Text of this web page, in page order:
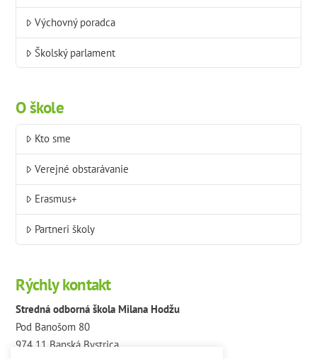
Výchovný poradca
Školský parlament
O škole
Kto sme
Verejné obstarávanie
Erasmus+
Partneri školy
Rýchly kontakt
Stredná odborná škola Milana Hodžu
Pod Banošom 80
974 11 Banská Bystrica